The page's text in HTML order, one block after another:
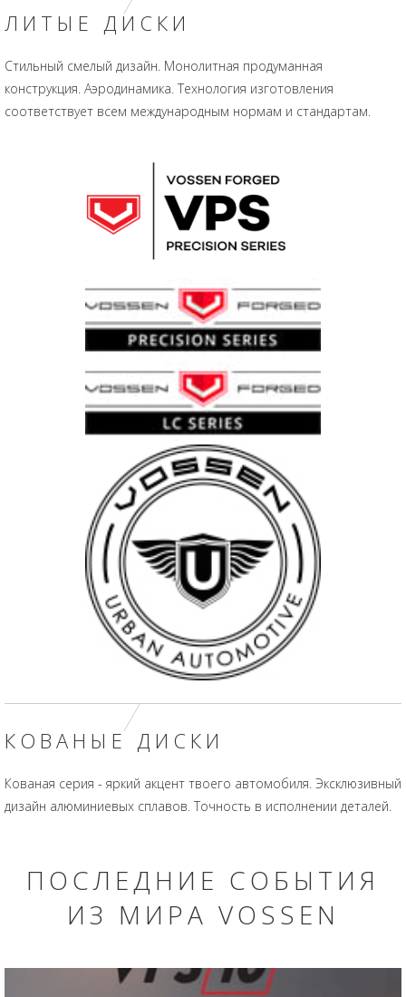
ЛИТЫЕ ДИСКИ
Стильный смелый дизайн. Монолитная продуманная
конструкция. Аэродинамика. Технология изготовления
соответствует всем международным нормам и стандартам.
КОВАНЫЕ ДИСКИ
Кованая серия - яркий акцент твоего автомобиля. Эксклюзивный
дизайн алюминиевых сплавов. Точность в исполнении деталей.
ПОСЛЕДНИЕ СОБЫТИЯ
ИЗ МИРА VOSSEN